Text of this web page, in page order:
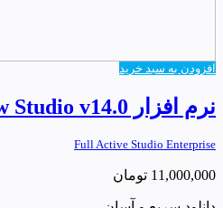
افزودن به سبد خرید
نرم افزار FactoryTalk View Studio v14.0
Full Active Studio Enterprise
11,000,000 تومان